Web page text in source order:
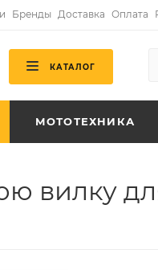
Бренды Доставка Оплата
КАТАЛОГ
МОТОТЕХНИКА
вилку